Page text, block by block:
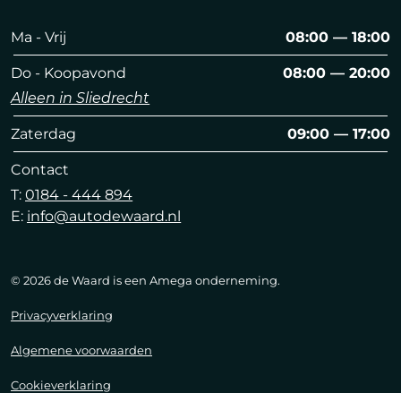
Ma - Vrij 08:00 — 18:00
Do - Koopavond
08:00 — 20:00
Alleen in Sliedrecht
Zaterdag 09:00 — 17:00
Contact
T:0184 - 444 894
E: info@autodewaard.nl
© 2026 de Waard is een Amega onderneming.
Privacyverklaring
Algemene voorwaarden
Cookieverklaring